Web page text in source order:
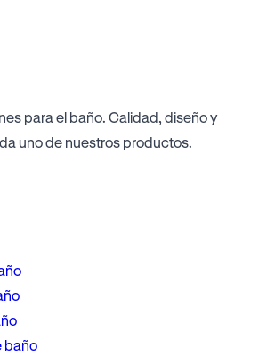
para el baño. Calidad, diseño y
uno de nuestros productos.
baño